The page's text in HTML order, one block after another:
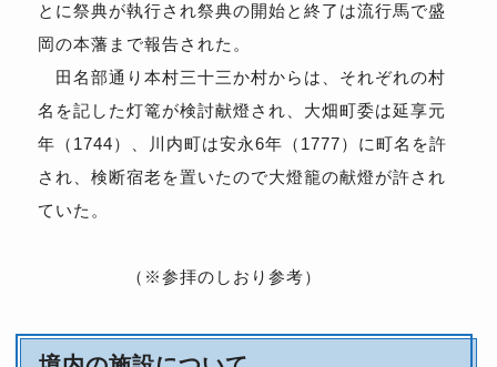
とに祭典が執行され祭典の開始と終了は流行馬で盛
岡の本藩まで報告された。
田名部通り本村三十三か村からは、それぞれの村
名を記した灯篭が検討献燈され、大畑町委は延享元
年（1744）、川内町は安永6年（1777）に町名を許
され、検断宿老を置いたので大燈籠の献燈が許され
ていた。
（※参拝のしおり参考）